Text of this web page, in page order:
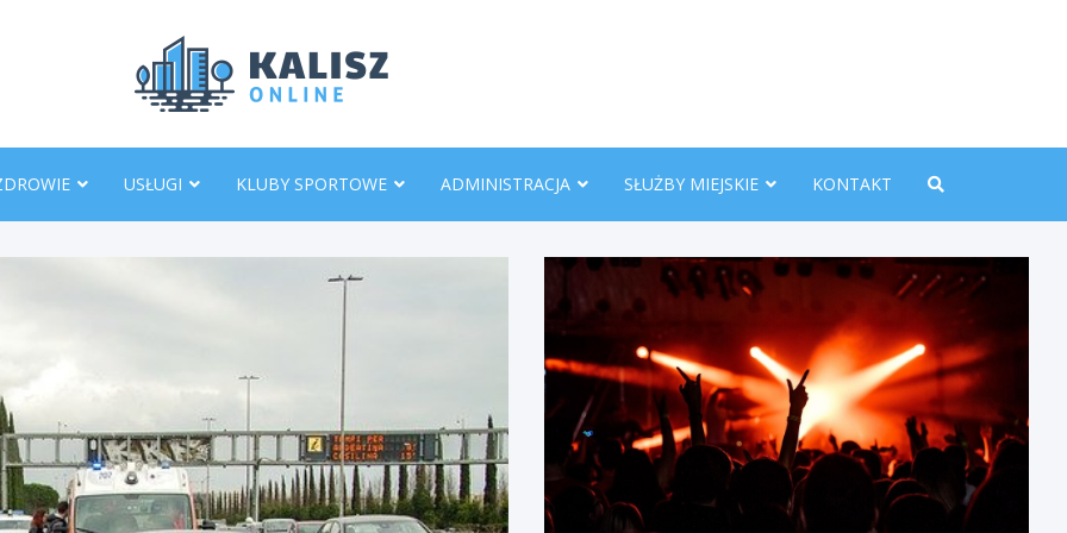
USŁUGI KLUBY SPORTOWE ADMINISTRACJA SŁUŻBY MIEJSKIE KONTAKT